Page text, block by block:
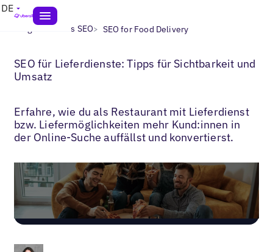
DE
Blogs> Lokales SEO> SEO for Food Delivery
SEO für Lieferdienste: Tipps für Sichtbarkeit und
Umsatz
Erfahre, wie du als Restaurant mit Lieferdienst
bzw. Liefermöglichkeiten mehr Kund:innen in
der Online-Suche auffällst und konvertierst.